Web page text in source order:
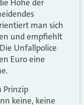
Höhe der
man sich
und empfiehlt
Unfallpolice
Euro eine
Prinzip
keine, keine